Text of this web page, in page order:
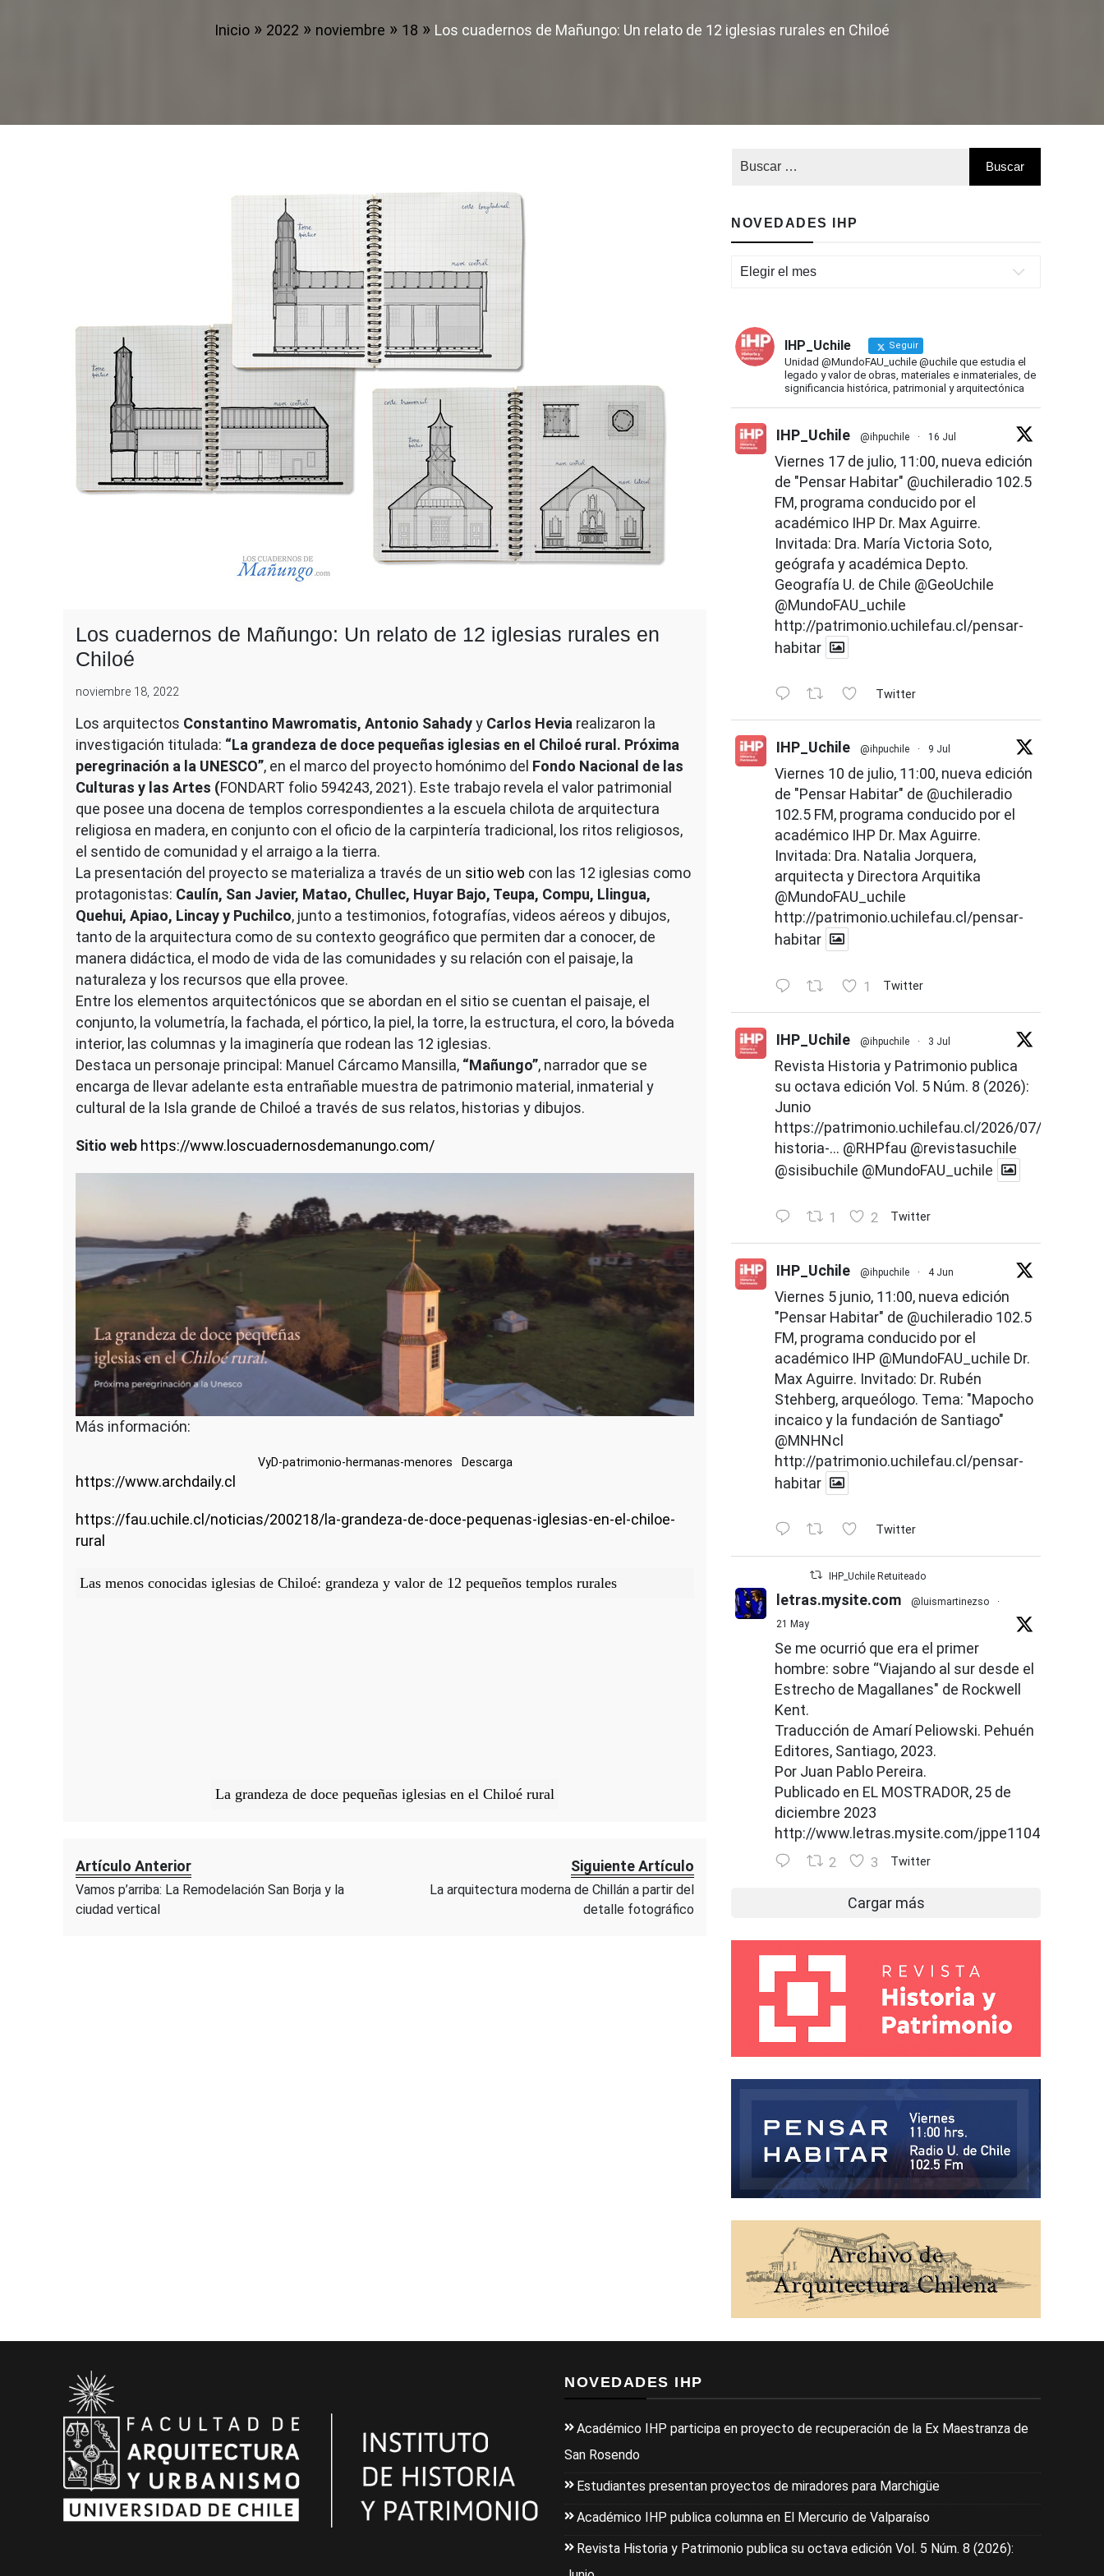
Inicio 2022 noviembre 18 Los cuadernos de Mañungo: Un relato de 12 iglesias rurales en Chiloé
Los cuadernos de Mañungo: Un relato de 12 iglesias rurales en
Chiloé
noviembre 18, 2022
Los arquitectos Constantino Mawromatis, Antonio Sahadyy Carlos Hevia realizaron la
investigación titulada: “La grandeza de doce pequeñas iglesias en el Chiloé rural. Próxima
peregrinación a la UNESCO”, en el marco del proyecto homónimo del Fondo Nacional de las
Culturas y las Artes (FONDART folio 594243, 2021). Este trabajo revela el valor patrimonial
que posee una docena de templos correspondientes a la escuela chilota de arquitectura
religiosa en madera, en conjunto con el oficio de la carpintería tradicional, los ritos religiosos,
el sentido de comunidad y el arraigo a la tierra.
La presentación del proyecto se materializa a través de un sitio web con las 12 iglesias como
protagonistas: Caulín, San Javier, Matao, Chullec, Huyar Bajo, Teupa, Compu, Llingua,
Quehui, Apiao, Lincay y Puchilco, junto a testimonios, fotografías, videos aéreos y dibujos,
tanto de la arquitectura como de su contexto geográfico que permiten dar a conocer, de
manera didáctica, el modo de vida de las comunidades y su relación con el paisaje, la
naturaleza y los recursos que ella provee.
Entre los elementos arquitectónicos que se abordan en el sitio se cuentan el paisaje, el
conjunto, la volumetría, la fachada, el pórtico, la piel, la torre, la estructura, el coro, la bóveda
interior, las columnas y la imaginería que rodean las 12 iglesias.
Destaca un personaje principal: Manuel Cárcamo Mansilla, “Mañungo”, narrador que se
encarga de llevar adelante esta entrañable muestra de patrimonio material, inmaterial y
cultural de la Isla grande de Chiloé a través de sus relatos, historias y dibujos.
Sitio web https://www.loscuadernosdemanungo.com/
Más información:
VyD-patrimonio-hermanas-menores Descarga
https://www.archdaily.cl
https://fau.uchile.cl/noticias/200218/la-grandeza-de-doce-pequenas-iglesias-en-el-chiloe-
rural
Las menos conocidas iglesias de Chiloé: grandeza y valor de 12 pequeños templos rurales
La grandeza de doce pequeñas iglesias en el Chiloé rural
Artículo Anterior
Vamos p’arriba: La Remodelación San Borja y la
ciudad vertical
Siguiente Artículo
La arquitectura moderna de Chillán a partir del
detalle fotográfico
NOVEDADES IHP
Novedades
IHP_Uchile Seguir
Unidad @MundoFAU_uchile @uchile que estudia el
legado y valor de obras, materiales e inmateriales, de
significancia histórica, patrimonial y arquitectónica
IHP_Uchile @ihpuchile · 16 Jul
Viernes 17 de julio, 11:00, nueva edición
de "Pensar Habitar" @uchileradio 102.5
FM, programa conducido por el
académico IHP Dr. Max Aguirre.
Invitada: Dra. María Victoria Soto,
geógrafa y académica Depto.
Geografía U. de Chile @GeoUchile
@MundoFAU_uchile
http://patrimonio.uchilefau.cl/pensar-
habitar
Twitter
IHP_Uchile @ihpuchile · 9 Jul
Viernes 10 de julio, 11:00, nueva edición
de "Pensar Habitar" de @uchileradio
102.5 FM, programa conducido por el
académico IHP Dr. Max Aguirre.
Invitada: Dra. Natalia Jorquera,
arquitecta y Directora Arquitika
@MundoFAU_uchile
http://patrimonio.uchilefau.cl/pensar-
habitar
1 Twitter
IHP_Uchile @ihpuchile · 3 Jul
Revista Historia y Patrimonio publica
su octava edición Vol. 5 Núm. 8 (2026):
Junio
https://patrimonio.uchilefau.cl/2026/07/02/
historia-... @RHPfau @revistasuchile
@sisibuchile @MundoFAU_uchile
1 2 Twitter
IHP_Uchile @ihpuchile · 4 Jun
Viernes 5 junio, 11:00, nueva edición
"Pensar Habitar" de @uchileradio 102.5
FM, programa conducido por el
académico IHP @MundoFAU_uchile Dr.
Max Aguirre. Invitado: Dr. Rubén
Stehberg, arqueólogo. Tema: "Mapocho
incaico y la fundación de Santiago"
@MNHNcl
http://patrimonio.uchilefau.cl/pensar-
habitar
Twitter
IHP_Uchile Retuiteado
letras.mysite.com @luismartinezso
·
21 May
Se me ocurrió que era el primer
hombre: sobre “Viajando al sur desde el
Estrecho de Magallanes" de Rockwell
Kent.
Traducción de Amarí Peliowski. Pehuén
Editores, Santiago, 2023.
Por Juan Pablo Pereira.
Publicado en EL MOSTRADOR, 25 de
diciembre 2023
http://www.letras.mysite.com/jppe110426.html
2 3 Twitter
Cargar más
NOVEDADES IHP
Académico IHP participa en proyecto de recuperación de la Ex Maestranza de
San Rosendo
Estudiantes presentan proyectos de miradores para Marchigüe
Académico IHP publica columna en El Mercurio de Valparaíso
Revista Historia y Patrimonio publica su octava edición Vol. 5 Núm. 8 (2026):